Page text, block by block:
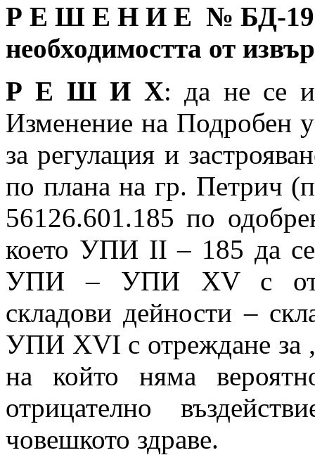
Р Е Ш Е Н И Е № БД-
необходимостта от
Р Е Ш И Х: да не се
Изменение на Подробен
за регулация и
по плана на гр. Петрич
56126.601.185 по
което УПИ II – 185 да се
УПИ – УПИ XV с
складови дейности –
УПИ XVI с отреждане за
на който няма
отрицателно
човешкото здраве.